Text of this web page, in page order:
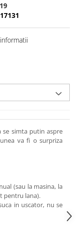
se simta putin aspre
va fi o surpriza
(sau la masina, la
pentru lana).
in uscator, nu se